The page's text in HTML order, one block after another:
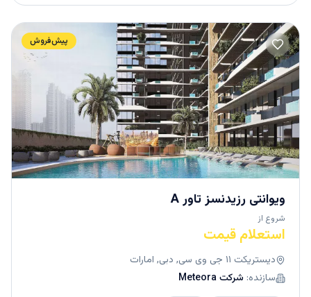
پیش‌فروش
ویوانتی رزیدنسز تاور A
شروع از
استعلام قیمت
دیستریکت ۱۱ جی وی سی, دبی, امارات
سازنده: شرکت Meteora